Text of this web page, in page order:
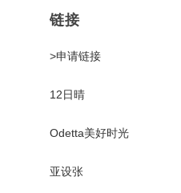
链接
>申请链接
12日晴
Odetta美好时光
亚设张